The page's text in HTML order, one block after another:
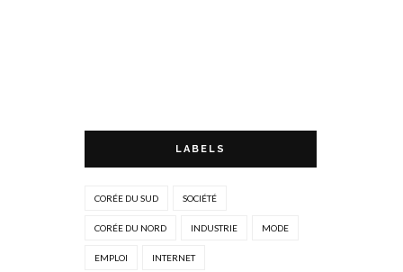
LABELS
CORÉE DU SUD SOCIÉTÉ
CORÉE DU NORD INDUSTRIE MODE
EMPLOI INTERNET